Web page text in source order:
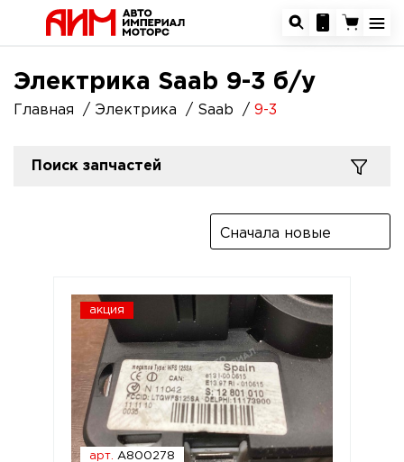
Электрика Saab 9-3 б/у
Главная Электрика Saab 9-3
Поиск запчастей
Сначала новые
акция
арт. A800278